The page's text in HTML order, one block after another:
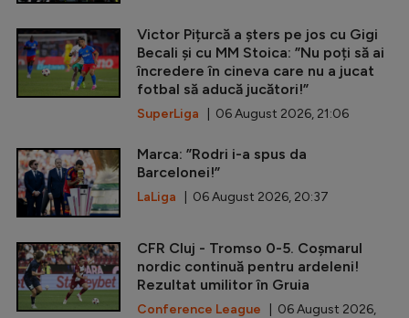
Victor Pițurcă a șters pe jos cu Gigi
Becali și cu MM Stoica: ”Nu poți să ai
încredere în cineva care nu a jucat
fotbal să aducă jucători!”
SuperLiga | 06 August 2026, 21:06
Marca: ”Rodri i-a spus da
Barcelonei!”
LaLiga | 06 August 2026, 20:37
CFR Cluj - Tromso 0-5. Coșmarul
nordic continuă pentru ardeleni!
Rezultat umilitor în Gruia
Conference League | 06 August 2026,